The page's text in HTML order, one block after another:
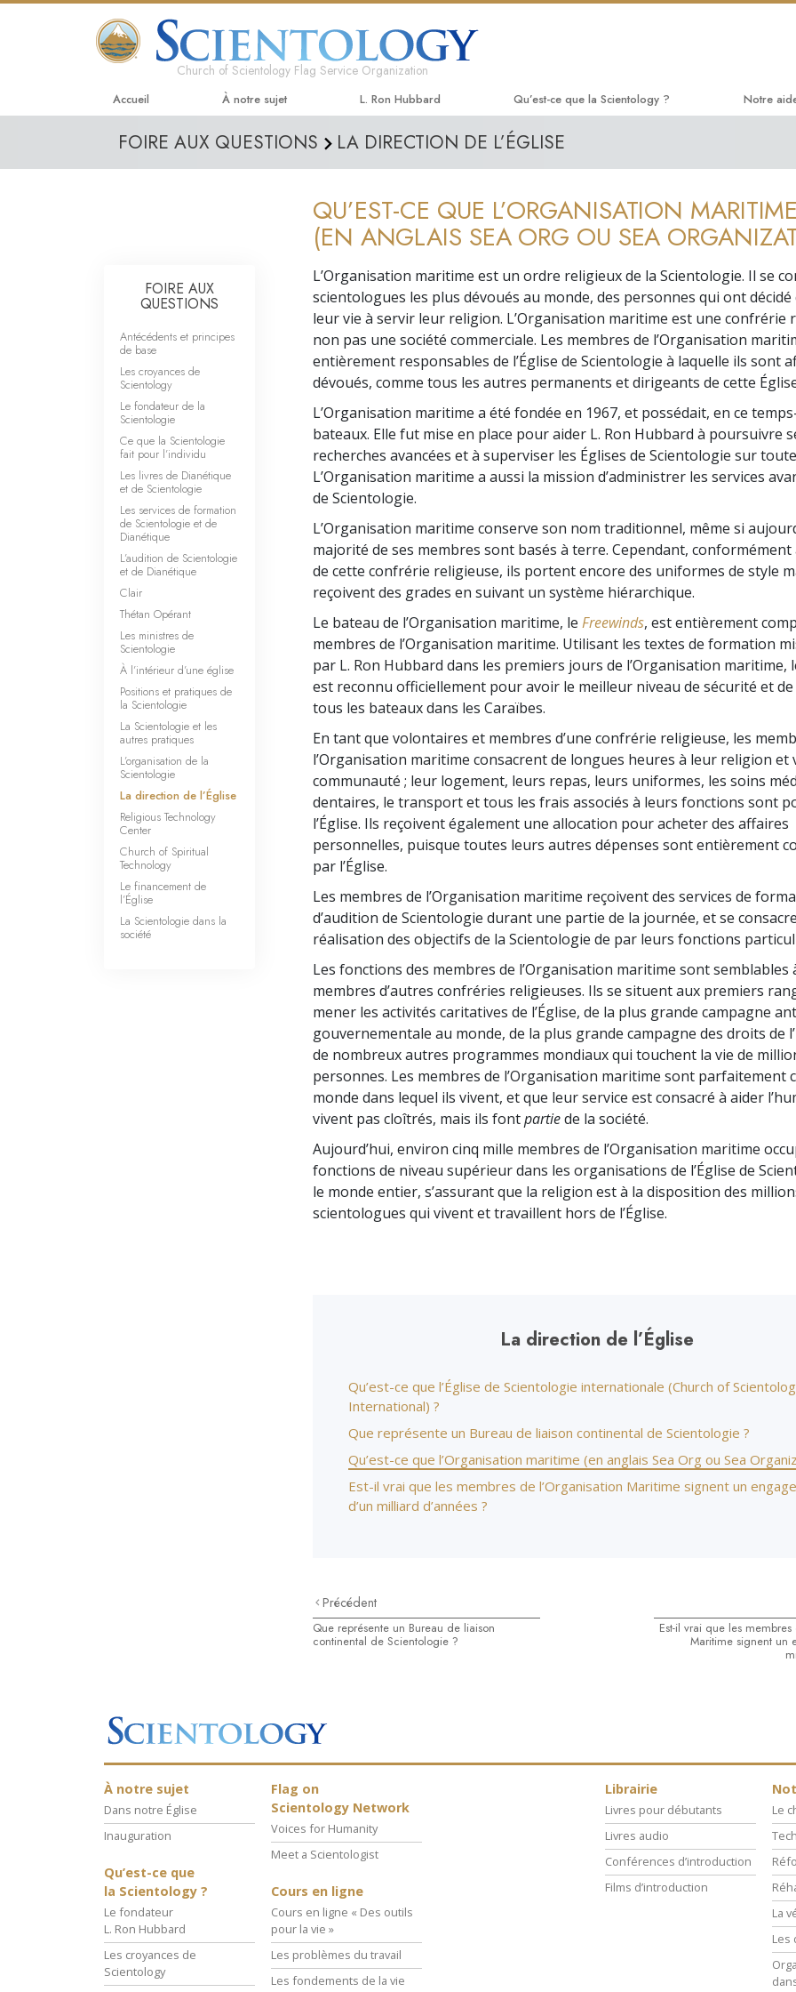
Church of Scientology Flag Service Organization
Accueil À notre sujet L. Ron Hubbard Qu’est-ce que la Scientology ?
Croyances et pratiques
Les scientologues et la Scientologie
Rencontrez un scientologue
À l’intérieur d’une église
Les principes de base de la
Scientologie
La Dianétique : Une introduction
Amour et haine –
Qu’est-ce que la grandeur ?
Notre
Criminon
Narconon
La vérité
Tous unis
La
Droits de
Les
Films
FOIRE AUX QUESTIONS LA DIRECTION DE L’ÉGLISE
QU’EST-CE QUE L’ORGANISATION MARITIME
(EN ANGLAIS SEA ORG OU SEA
L’Organisation maritime est un ordre religieux de la Scientologie. Il se
scientologues les plus dévoués au monde, des personnes qui ont décidé
leur vie à servir leur religion. L’Organisation maritime est une confrérie
non pas une société commerciale. Les membres de l’Organisation
entièrement responsables de l’Église de Scientologie à laquelle ils sont
dévoués, comme tous les autres permanents et dirigeants de cette
L’Organisation maritime a été fondée en 1967, et possédait, en ce
bateaux. Elle fut mise en place pour aider L. Ron Hubbard à poursuivre
recherches avancées et à superviser les Églises de Scientologie sur
L’Organisation maritime a aussi la mission d’administrer les services
de Scientologie.
L’Organisation maritime conserve son nom traditionnel, même si
majorité de ses membres sont basés à terre. Cependant,
de cette confrérie religieuse, ils portent encore des uniformes de style
reçoivent des grades en suivant un système hiérarchique.
Le bateau de l’Organisation maritime, le Freewinds, est entièrement
membres de l’Organisation maritime. Utilisant les textes de formation
par L. Ron Hubbard dans les premiers jours de l’Organisation maritime,
est reconnu officiellement pour avoir le meilleur niveau de sécurité et de
tous les bateaux dans les Caraïbes.
En tant que volontaires et membres d’une confrérie religieuse, les
l’Organisation maritime consacrent de longues heures à leur religion et
communauté ; leur logement, leurs repas, leurs uniformes, les soins
dentaires, le transport et tous les frais associés à leurs fonctions sont
l’Église. Ils reçoivent également une allocation pour acheter des affaires
personnelles, puisque toutes leurs autres dépenses sont entièrement
par l’Église.
Les membres de l’Organisation maritime reçoivent des services de
d’audition de Scientologie durant une partie de la journée, et se
réalisation des objectifs de la Scientologie de par leurs fonctions
Les fonctions des membres de l’Organisation maritime sont semblables
membres d’autres confréries religieuses. Ils se situent aux premiers
mener les activités caritatives de l’Église, de la plus grande campagne
gouvernementale au monde, de la plus grande campagne des droits de
de nombreux autres programmes mondiaux qui touchent la vie de
personnes. Les membres de l’Organisation maritime sont parfaitement
monde dans lequel ils vivent, et que leur service est consacré à aider
vivent pas cloîtrés, mais ils fontpartiede la société.
Aujourd’hui, environ cinq mille membres de l’Organisation maritime
fonctions de niveau supérieur dans les organisations de l’Église de
le monde entier, s’assurant que la religion est à la disposition des
scientologues qui vivent et travaillent hors de l’Église.
La direction de l’Église
Qu’est-ce que l’Église de Scientologie internationale (Church of
International) ?
Que représente un Bureau de liaison continental de Scientologie ?
Qu’est-ce que l’Organisation maritime (en anglais Sea Org ou Sea
Est-il vrai que les membres de l’Organisation Maritime signent un
d’un milliard d’années ?
Précédent
Que représente un Bureau de liaison
continental de Scientologie ?
Est-il vrai que les
Maritime signent un
FOIRE AUX
QUESTIONS
Antécédents et principes
de base
Les croyances de
Scientology
Le fondateur de la
Scientologie
Ce que la Scientologie
fait pour l’individu
Les livres de Dianétique
et de Scientologie
Les services de formation
de Scientologie et de
Dianétique
L’audition de Scientologie
et de Dianétique
Clair
Thétan Opérant
Les ministres de
Scientologie
À l’intérieur d’une église
Positions et pratiques de
la Scientologie
La Scientologie et les
autres pratiques
L’organisation de la
Scientologie
La direction de l’Église
Religious Technology
Center
Church of Spiritual
Technology
Le financement de
l’Église
La Scientologie dans la
société
À notre sujet
Dans notre Église
Inauguration
Qu’est-ce que
la Scientology ?
Le fondateur
L. Ron Hubbard
Les croyances de
Scientology
Flag on
Scientology Network
Voices for Humanity
Meet a Scientologist
Cours en ligne
Cours en ligne « Des outils
pour la vie »
Les problèmes du travail
Les fondements de la vie
Librairie
Livres pour débutants
Livres audio
Conférences d’introduction
Films d’introduction
Le
La
Les